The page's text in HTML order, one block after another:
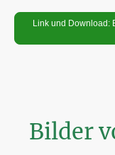
Link und Download:
Bilder